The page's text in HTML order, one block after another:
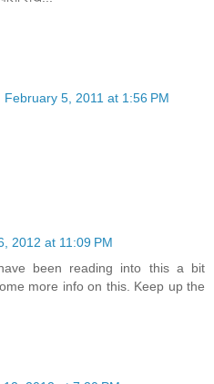
February 5, 2011 at 1:56 PM
2012 at 11:09 PM
been reading into this a bit
more info on this. Keep up the